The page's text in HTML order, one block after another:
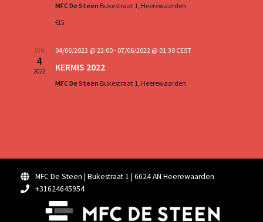
MFC De Steen Bukestraat 1, Heerewaarden
€15
JUN
4
2022
04/06/2022 @ 22:00- 07/06/2022 @ 01:30 CEST
KERMIS 2022
MFC De Steen Bukestraat 1, Heerewaarden
MFC De Steen | Bukestraat 1 | 6624 AN Heerewaarden
+31624645954